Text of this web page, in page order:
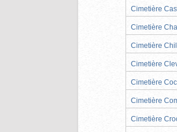
Cimetière
Cimetière
Cimetière
Cimetière
Cimetière
Cimetière
Cimetière